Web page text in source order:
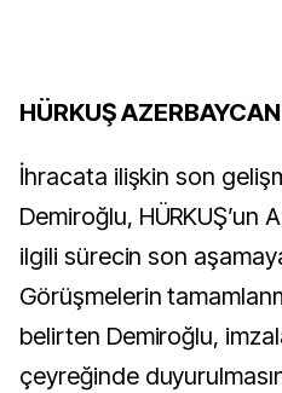
HÜRKUŞ
İhracata ilişkin son
Demiroğlu, HÜRKUŞ’un
ilgili sürecin son
Görüşmelerin
belirten Demiroğlu,
çeyreğinde